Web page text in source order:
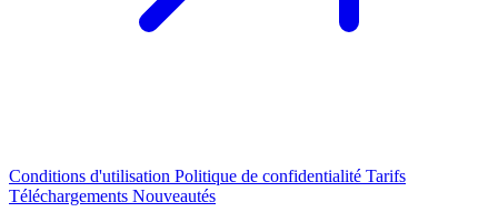
Conditions d'utilisation Politique de confidentialité Tarifs
Téléchargements Nouveautés